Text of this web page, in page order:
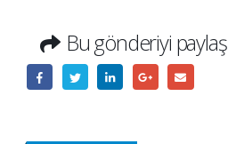
Bu gönderiyi paylaş